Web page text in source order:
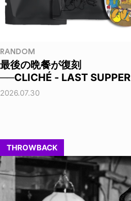
RANDOM
最後の晩餐が復刻
──CLICHÉ - LAST SUPPER
2026.07.30
THROWBACK